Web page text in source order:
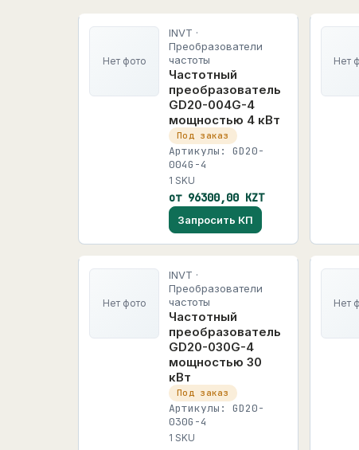
Нет фото
INVT ·
Преобразователи
частоты
Частотный
преобразователь
GD20-004G-4
мощностью 4 кВт
Под заказ
Артикулы: GD20-
004G-4
1 SKU
от 96300,00 KZT
Запросить КП
Нет
Нет фото
INVT ·
Преобразователи
частоты
Частотный
преобразователь
GD20-030G-4
мощностью 30
кВт
Под заказ
Артикулы: GD20-
030G-4
1 SKU
Нет